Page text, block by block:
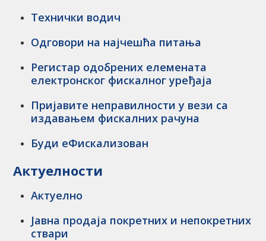
Технички водич
Одговори на најчешћa питања
Регистар одобрених елемената
електронског фискалног уређаја
Пријавите неправилности у вези са
издавањем фискалних рачуна
Буди еФискализован
Актуелности
Актуелно
Јавна продаја покретних и непокретних
ствари